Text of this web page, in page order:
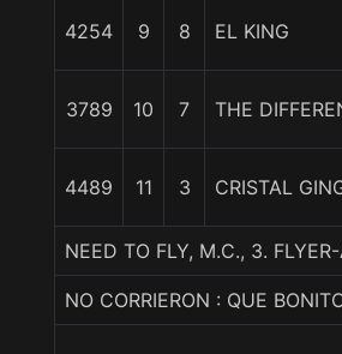
4254 9 8 EL KING
3789 10 7 THE
4489 11 3 CRISTAL
NEED TO FLY, M.C., 3.
NO CORRIERON : QUE